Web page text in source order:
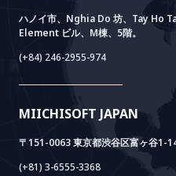
ハノイ市、Nghia Do 坊、Tay Ho
Element ビル、M棟、5階。
(+84) 246-2955-974
MIICHISOFT JAPAN
〒151-0063 東京都渋谷区富ヶ谷1-
(+81) 3-6555-3368
FAQ
System Lab
Power Lab
Cloud Lab
AI+ Products
Meet AI+
AI+ Package
RAG Package
VIETNAM BRIDGE
BOTモデル
法人設立支援
お客様の声